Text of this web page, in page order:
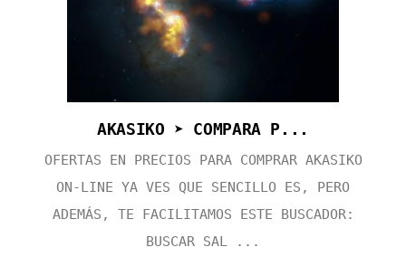
AKASIKO ➤ COMPARA P...
OFERTAS EN PRECIOS PARA COMPRAR AKASIKO
ON-LINE YA VES QUE SENCILLO ES, PERO
ADEMÁS, TE FACILITAMOS ESTE BUSCADOR:
BUSCAR SAL ...